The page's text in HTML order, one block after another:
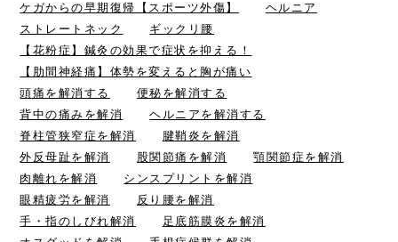
ケガからの早期復帰【スポーツ外傷】
ヘルニア
ストレートネック
ギックリ腰
【花粉症】鍼灸の効果で症状を抑える！
【肋間神経痛】体勢を変えると胸が痛い
頭痛を解消する
便秘を解消する
背中の痛みを解消
ヘルニアを解消する
脊柱管狭窄症を解消
腱鞘炎を解消
外反母趾を解消
股関節痛を解消
顎関節症を解消
肉離れを解消
シンスプリントを解消
眼精疲労を解消
反り腰を解消
手・指のしびれ解消
足底筋膜炎を解消